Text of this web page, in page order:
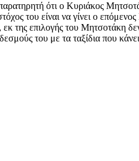
ότι ο Κυριάκος
του είναι να γίνει ο
επιλογής του Μητσοτάκη
του με τα ταξίδια που